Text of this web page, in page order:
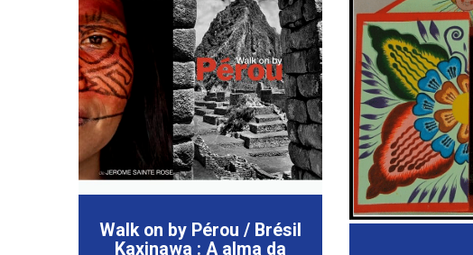
Walk on by Pérou / Brésil
Kaxinawa : A alma da